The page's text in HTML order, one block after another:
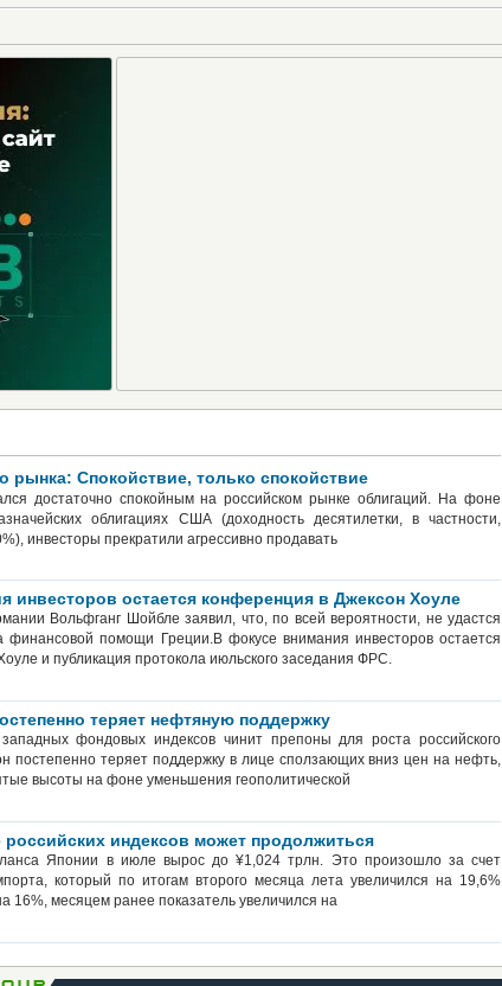
рынка: Спокойствие, только спокойствие
достаточно спокойным на российском рынке облигаций. На фоне
облигациях США (доходность десятилетки, в частности,
инвесторы прекратили агрессивно продавать
инвесторов остается конференция в Джексон Хоуле
Вольфганг Шойбле заявил, что, по всей вероятности, не удастся
финансовой помощи Греции.В фокусе внимания инвесторов остается
и публикация протокола июльского заседания ФРС.
теряет нефтяную поддержку
фондовых индексов чинит препоны для роста российского
постепенно теряет поддержку в лице сползающих вниз цен на нефть,
высоты на фоне уменьшения геополитической
российских индексов может продолжиться
Японии в июле вырос до ¥1,024 трлн. Это произошло за счет
который по итогам второго месяца лета увеличился на 19,6%
16%, месяцем ранее показатель увеличился на